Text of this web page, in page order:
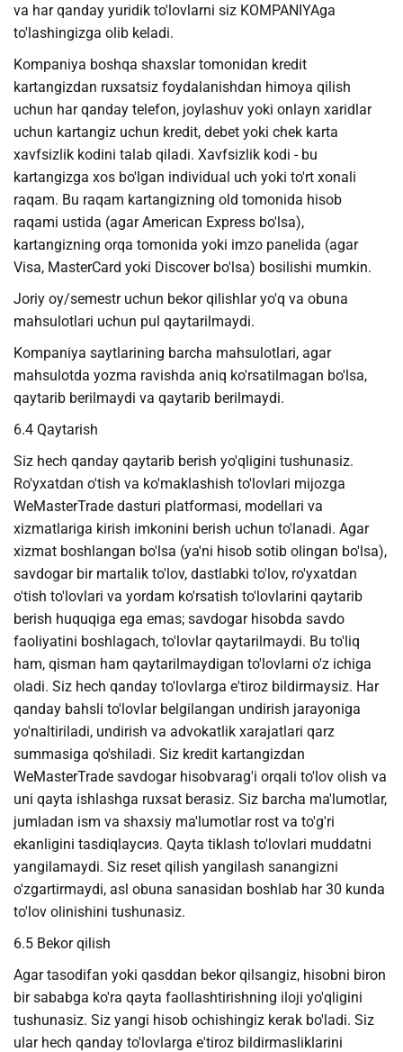
va har qanday yuridik to'lovlarni siz KOMPANIYAga
to'lashingizga olib keladi.
Kompaniya boshqa shaxslar tomonidan kredit
kartangizdan ruxsatsiz foydalanishdan himoya qilish
uchun har qanday telefon, joylashuv yoki onlayn xaridlar
uchun kartangiz uchun kredit, debet yoki chek karta
xavfsizlik kodini talab qiladi. Xavfsizlik kodi - bu
kartangizga xos bo'lgan individual uch yoki to'rt xonali
raqam. Bu raqam kartangizning old tomonida hisob
raqami ustida (agar American Express bo'lsa),
kartangizning orqa tomonida yoki imzo panelida (agar
Visa, MasterCard yoki Discover bo'lsa) bosilishi mumkin.
Joriy oy/semestr uchun bekor qilishlar yo'q va obuna
mahsulotlari uchun pul qaytarilmaydi.
Kompaniya saytlarining barcha mahsulotlari, agar
mahsulotda yozma ravishda aniq ko'rsatilmagan bo'lsa,
qaytarib berilmaydi va qaytarib berilmaydi.
6.4 Qaytarish
Siz hech qanday qaytarib berish yo'qligini tushunasiz.
Ro'yxatdan o'tish va ko'maklashish to'lovlari mijozga
WeMasterTrade dasturi platformasi, modellari va
xizmatlariga kirish imkonini berish uchun to'lanadi. Agar
xizmat boshlangan bo'lsa (ya'ni hisob sotib olingan bo'lsa),
savdogar bir martalik to'lov, dastlabki to'lov, ro'yxatdan
o'tish to'lovlari va yordam ko'rsatish to'lovlarini qaytarib
berish huquqiga ega emas; savdogar hisobda savdo
faoliyatini boshlagach, to'lovlar qaytarilmaydi. Bu to'liq
ham, qisman ham qaytarilmaydigan to'lovlarni o'z ichiga
oladi. Siz hech qanday to'lovlarga e'tiroz bildirmaysiz. Har
qanday bahsli to'lovlar belgilangan undirish jarayoniga
yo'naltiriladi, undirish va advokatlik xarajatlari qarz
summasiga qo'shiladi. Siz kredit kartangizdan
WeMasterTrade savdogar hisobvarag'i orqali to'lov olish va
uni qayta ishlashga ruxsat berasiz. Siz barcha ma'lumotlar,
jumladan ism va shaxsiy ma'lumotlar rost va to'g'ri
ekanligini tasdiqlayсиз. Qayta tiklash to'lovlari muddatni
yangilamaydi. Siz reset qilish yangilash sanangizni
o'zgartirmaydi, asl obuna sanasidan boshlab har 30 kunda
to'lov olinishini tushunasiz.
6.5 Bekor qilish
Agar tasodifan yoki qasddan bekor qilsangiz, hisobni biron
bir sababga ko'ra qayta faollashtirishning iloji yo'qligini
tushunasiz. Siz yangi hisob ochishingiz kerak bo'ladi. Siz
ular hech qanday to'lovlarga e'tiroz bildirmasliklarini